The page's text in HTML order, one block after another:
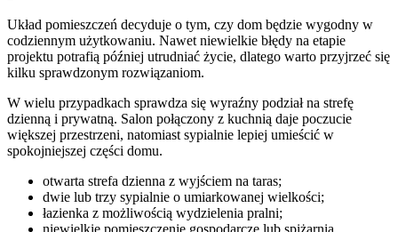
Układ pomieszczeń decyduje o tym, czy dom będzie wygodny w
codziennym użytkowaniu. Nawet niewielkie błędy na etapie
projektu potrafią później utrudniać życie, dlatego warto przyjrzeć się
kilku sprawdzonym rozwiązaniom.
W wielu przypadkach sprawdza się wyraźny podział na strefę
dzienną i prywatną. Salon połączony z kuchnią daje poczucie
większej przestrzeni, natomiast sypialnie lepiej umieścić w
spokojniejszej części domu.
otwarta strefa dzienna z wyjściem na taras;
dwie lub trzy sypialnie o umiarkowanej wielkości;
łazienka z możliwością wydzielenia pralni;